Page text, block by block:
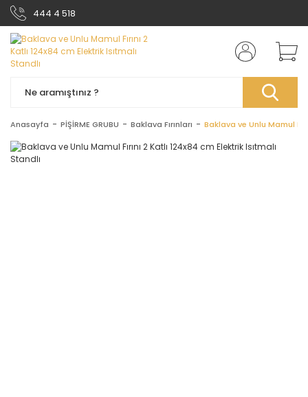
444 4 518
Anasayfa PİŞİRME GRUBU Baklava Fırınları Baklava ve Unlu Mamul